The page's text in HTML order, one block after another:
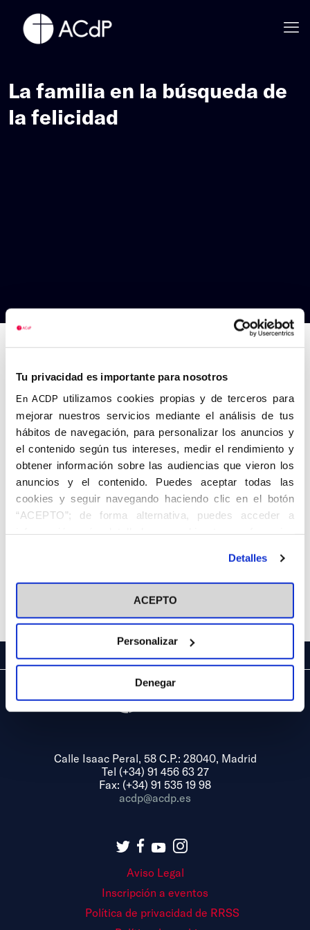
Tu privacidad es importante para nosotros
En ACDP utilizamos cookies propias y de terceros para
mejorar nuestros servicios mediante el análisis de tus
hábitos de navegación, para personalizar los anuncios y
el contenido según tus intereses, medir el rendimiento y
obtener información sobre las audiencias que vieron los
anuncios y el contenido. Puedes aceptar todas las
cookies y seguir navegando haciendo clic en el botón
“ACEPTO”; de forma alternativa, puedes acceder a
información más detallada y cambiar tus preferencias
en el botón "Personalizar". Para más información puedes
visitar nuestra Política de Cookies
Detalles
ACEPTO
Personalizar
Denegar
La familia en la búsqueda de
la felicidad
Calle Isaac Peral, 58 C.P.: 28040, Madrid
Tel (+34) 91 456 63 27
Fax: (+34) 91 535 19 98
acdp@acdp.es
Aviso Legal
Inscripción a eventos
Política de privacidad de RRSS